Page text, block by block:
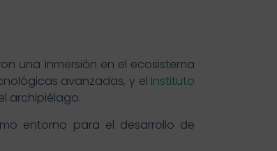
una inmersión en el ecosistema
avanzadas, y el Instituto
archipiélago.
entorno para el desarrollo de